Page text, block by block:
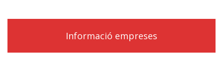
Informació empreses